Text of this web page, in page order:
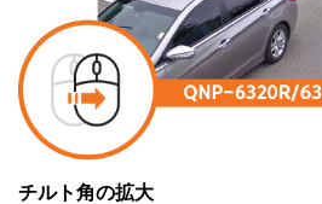
チルト角の拡大